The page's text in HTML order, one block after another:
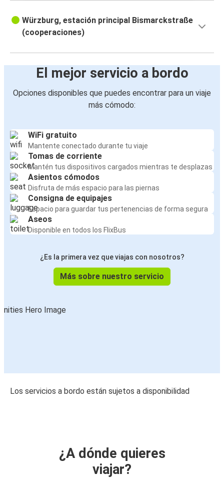
Würzburg, estación principal Bismarckstraße
(cooperaciones)
El mejor servicio a bordo
Opciones disponibles que puedes encontrar para un viaje
más cómodo:
WiFi gratuito
Mantente conectado durante tu viaje
Tomas de corriente
Mantén tus dispositivos cargados mientras te desplazas
Asientos cómodos
Disfruta de más espacio para las piernas
Consigna de equipajes
Espacio para guardar tus pertenencias de forma segura
Aseos
Disponible en todos los FlixBus
¿Es la primera vez que viajas con nosotros?
Más sobre nuestro servicio
Los servicios a bordo están sujetos a disponibilidad
¿A dónde quieres
viajar?